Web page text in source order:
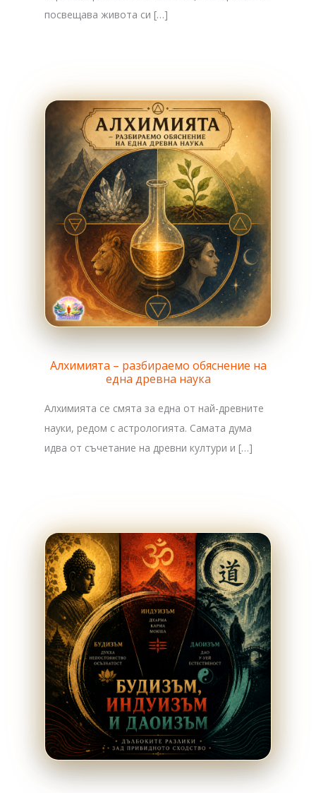
посвещава живота си […]
Алхимията – разбираемо обяснение на
една древна наука
Алхимията се смята за една от най-древните
науки, редом с астрологиятa. Самата дума
идва от съчетание на древни култури и […]